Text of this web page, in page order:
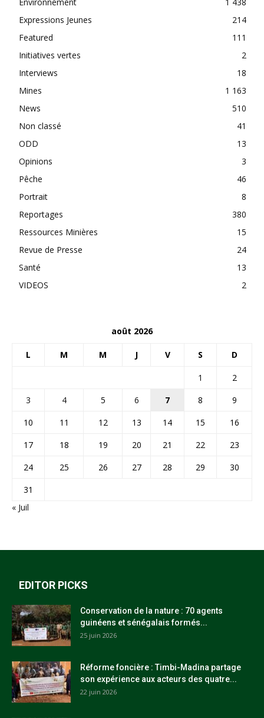
Expressions Jeunes
214
Featured
111
Initiatives vertes
2
Interviews
18
Mines
1 163
News
510
Non classé
41
ODD
13
Opinions
3
Pêche
46
Portrait
8
Reportages
380
Ressources Minières
15
Revue de Presse
24
Santé
13
VIDEOS
2
août 2026
L M M J V S D
1
2
3
4 5 6 7 8
9
10
11 12 13 14 15
16
17
18 19 20 21 22
23
24
25 26 27 28 29
30
31
« Juil
EDITOR PICKS
Conservation de la nature : 70 agents
guinéens et sénégalais formés...
25 juin 2026
Réforme foncière : Timbi-Madina partage
son expérience aux acteurs des quatre...
22 juin 2026